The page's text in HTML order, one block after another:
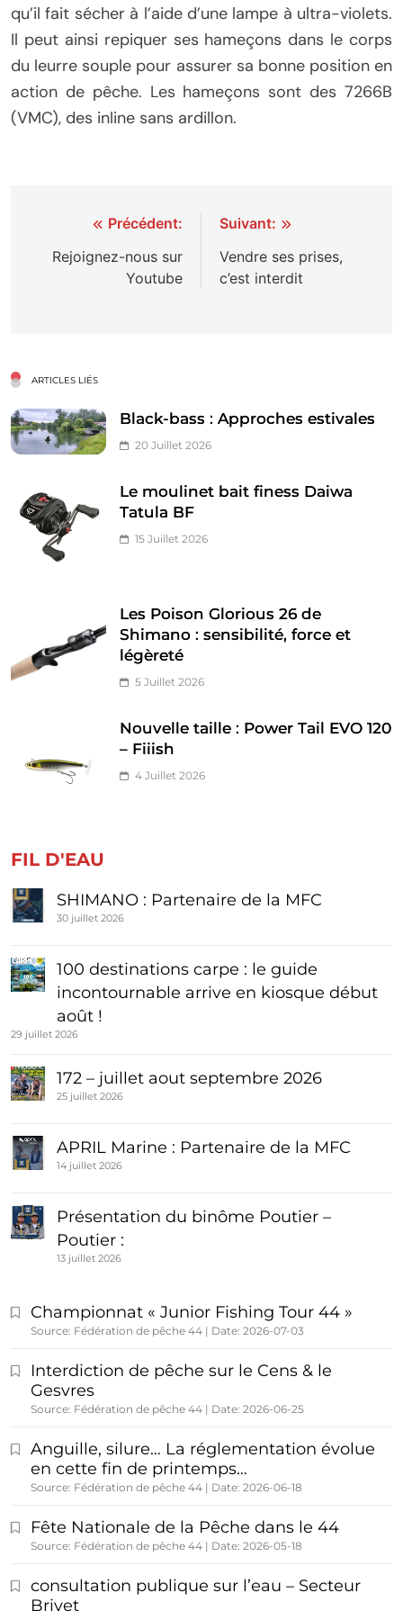
qu’il fait sécher à l’aide d’une lampe à ultra-violets.
Il peut ainsi repiquer ses hameçons dans le corps
du leurre souple pour assurer sa bonne position en
action de pêche. Les hameçons sont des 7266B
(VMC), des inline sans ardillon.
Navigation
de
Précédent:
Rejoignez-nous sur
Youtube
Suivant:
Vendre ses prises,
c’est interdit
ARTICLES LIÉS
Black-bass : Approches estivales
20 Juillet 2026
Le moulinet bait finess Daiwa
Tatula BF
15 Juillet 2026
Les Poison Glorious 26 de
Shimano : sensibilité, force et
légèreté
5 Juillet 2026
Nouvelle taille : Power Tail EVO 120
– Fiiish
4 Juillet 2026
FIL D'EAU
SHIMANO : Partenaire de la MFC
30 juillet 2026
100 destinations carpe : le guide
incontournable arrive en kiosque début
août !
29 juillet 2026
172 – juillet aout septembre 2026
25 juillet 2026
APRIL Marine : Partenaire de la MFC
14 juillet 2026
Présentation du binôme Poutier –
Poutier :
13 juillet 2026
Championnat « Junior Fishing Tour 44 »
Source: Fédération de pêche 44 Date: 2026-07-03
Interdiction de pêche sur le Cens & le
Gesvres
Source: Fédération de pêche 44 Date: 2026-06-25
Anguille, silure… La réglementation évolue
en cette fin de printemps…
Source: Fédération de pêche 44 Date: 2026-06-18
Fête Nationale de la Pêche dans le 44
Source: Fédération de pêche 44 Date: 2026-05-18
consultation publique sur l’eau – Secteur
Brivet